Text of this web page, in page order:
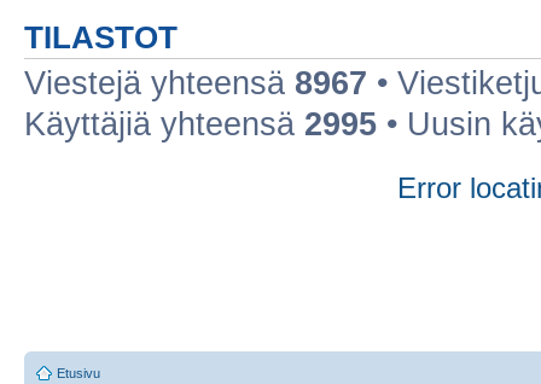
TILASTOT
Viestejä yhteensä 8967 •
Käyttäjiä yhteensä 2995 • Uusin
Error
Etusivu